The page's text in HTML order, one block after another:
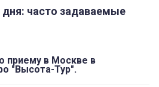
часто задаваемые
приему в Москве в
"Высота-Тур".